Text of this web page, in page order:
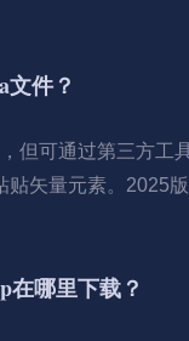
文件？
但可通过第三方工
贴矢量元素。2025
在哪里下载？